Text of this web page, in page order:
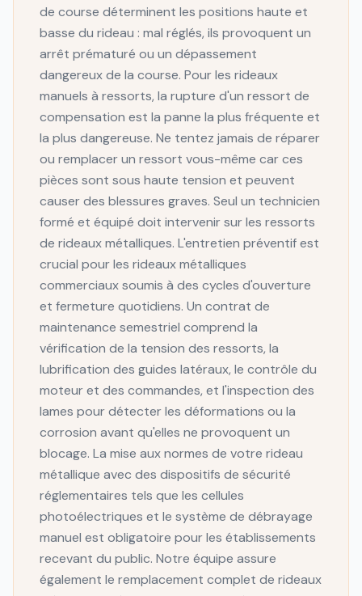
de course déterminent les positions haute et
basse du rideau : mal réglés, ils provoquent un
arrêt prématuré ou un dépassement
dangereux de la course. Pour les rideaux
manuels à ressorts, la rupture d'un ressort de
compensation est la panne la plus fréquente et
la plus dangereuse. Ne tentez jamais de réparer
ou remplacer un ressort vous-même car ces
pièces sont sous haute tension et peuvent
causer des blessures graves. Seul un technicien
formé et équipé doit intervenir sur les ressorts
de rideaux métalliques. L'entretien préventif est
crucial pour les rideaux métalliques
commerciaux soumis à des cycles d'ouverture
et fermeture quotidiens. Un contrat de
maintenance semestriel comprend la
vérification de la tension des ressorts, la
lubrification des guides latéraux, le contrôle du
moteur et des commandes, et l'inspection des
lames pour détecter les déformations ou la
corrosion avant qu'elles ne provoquent un
blocage. La mise aux normes de votre rideau
métallique avec des dispositifs de sécurité
réglementaires tels que les cellules
photoélectriques et le système de débrayage
manuel est obligatoire pour les établissements
recevant du public. Notre équipe assure
également le remplacement complet de rideaux